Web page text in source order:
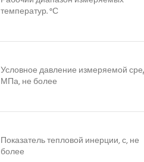
температур. °С
Условное давление измеряемой
МПа, не более
Показатель тепловой инерции, с, не
более